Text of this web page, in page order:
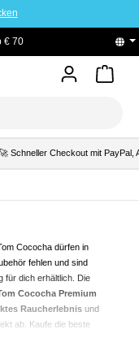
€ 70
Schneller Checkout mit PayPal,
Cococha dürfen in
fehlen und sind
für dich erhältlich. Die
Cococha Premium
Raucherlebnisund
ab. Kaufe die beste